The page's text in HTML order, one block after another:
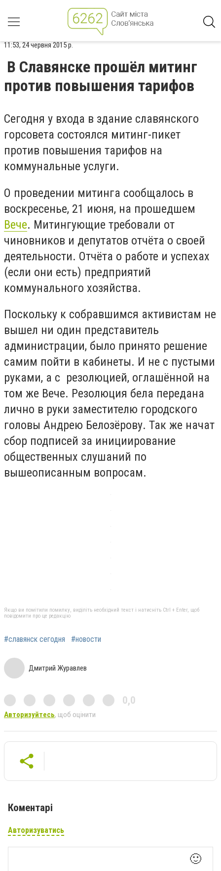
11:53, 24 червня 2015 р.
В Славянске прошёл митинг
против повышения тарифов
Сегодня у входа в здание славянского
горсовета состоялся митинг-пикет
против повышения тарифов на
коммунальные услуги.
О проведении митинга сообщалось в
воскресенье, 21 июня, на прошедшем
Вече. Митингующие требовали от
чиновников и депутатов отчёта о своей
деятельности. Отчёта о работе и успехах
(если они есть) предприятий
коммунального хозяйства.
Поскольку к собравшимся активистам не
вышел ни один представитель
администрации, было принято решение
самим пойти в кабинеты. И не с пустыми
руками, а с резолюцией, оглашённой на
том же Вече. Резолюция бела передана
лично в руки заместителю городского
головы Андрею Белозёрову. Так же начат
сбор подписей за инициирование
общественных слушаний по
вышеописанным вопросам.
Якщо ви помітили помилку, виділіть необхідний текст і натисніть Ctrl + Enter, щоб
повідомити про це редакцію
#славянск сегодня #новости
Дмитрий Журавлев
0,0
Авторизуйтесь, щоб оцінити
Коментарі
Авторизуватись
🙂